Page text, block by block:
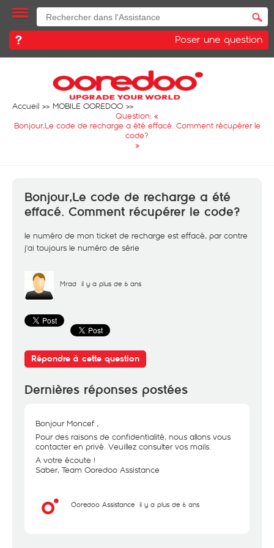
Poser une question
Accueil
MOBILE OOREDOO
Question: «
Bonjour,Le code de recharge a été effacé. Comment récupérer le
code?
»
Bonjour,Le code de recharge a été
effacé. Comment récupérer le code?
le numéro de mon ticket de recharge est effacé, par contre
j'ai toujours le numéro de série
Mrad il y a plus de 6 ans
Répondre à cette question
Dernières réponses postées
Bonjour Moncef ,
Pour des raisons de confidentialité, nous allons vous
contacter en privé. Veuillez consulter vos mails.
A votre écoute !
Saber, Team Ooredoo Assistance
Ooredoo Assistance il y a plus de 6 ans